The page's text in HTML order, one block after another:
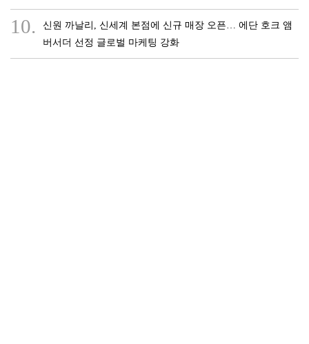
10.
신원 까날리, 신세계 본점에 신규 매장 오픈… 에단 호크 앰
버서더 선정 글로벌 마케팅 강화